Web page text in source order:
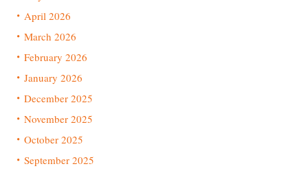
April 2026
March 2026
February 2026
January 2026
December 2025
November 2025
October 2025
September 2025